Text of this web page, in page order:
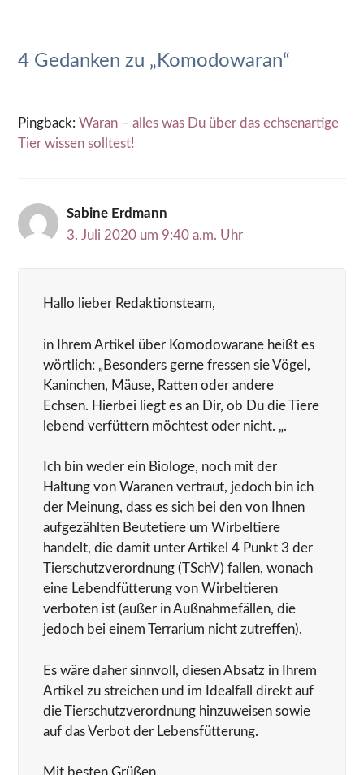
4 Gedanken zu „Komodowaran“
Pingback: Waran – alles was Du über das echsenartige
Tier wissen solltest!
Sabine Erdmann
3. Juli 2020 um 9:40 a.m. Uhr
Hallo lieber Redaktionsteam,
in Ihrem Artikel über Komodowarane heißt es
wörtlich: „Besonders gerne fressen sie Vögel,
Kaninchen, Mäuse, Ratten oder andere
Echsen. Hierbei liegt es an Dir, ob Du die Tiere
lebend verfüttern möchtest oder nicht. „.
Ich bin weder ein Biologe, noch mit der
Haltung von Waranen vertraut, jedoch bin ich
der Meinung, dass es sich bei den von Ihnen
aufgezählten Beutetiere um Wirbeltiere
handelt, die damit unter Artikel 4 Punkt 3 der
Tierschutzverordnung (TSchV) fallen, wonach
eine Lebendfütterung von Wirbeltieren
verboten ist (außer in Außnahmefällen, die
jedoch bei einem Terrarium nicht zutreffen).
Es wäre daher sinnvoll, diesen Absatz in Ihrem
Artikel zu streichen und im Idealfall direkt auf
die Tierschutzverordnung hinzuweisen sowie
auf das Verbot der Lebensfütterung.